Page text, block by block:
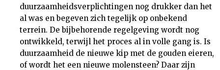
duurzaamheidsverplichtingen nog drukker dan het
al was en begeven zich tegelijk op onbekend
terrein. De bijbehorende regelgeving wordt nog
ontwikkeld, terwijl het proces al in volle gang is. Is
duurzaamheid de nieuwe kip met de gouden eieren,
of wordt het een nieuwe molensteen? Daar zijn